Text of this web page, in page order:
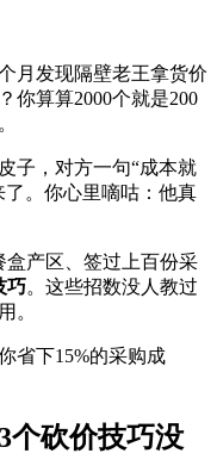
月发现隔壁老王拿货价
你算算2000个就是200
子，对方一句“成本就
。你心里嘀咕：他真
盒产区、签过上百份采
巧。这些招数没人教过
。
省下15%的采购成